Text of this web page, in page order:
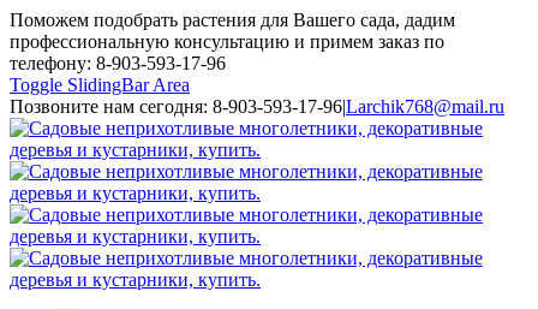
Поможем подобрать растения для Вашего сада, дадим
профессиональную консультацию и примем заказ по
телефону: 8-903-593-17-96
Toggle SlidingBar Area
Позвоните нам сегодня: 8-903-593-17-96|Larchik768@mail.ru